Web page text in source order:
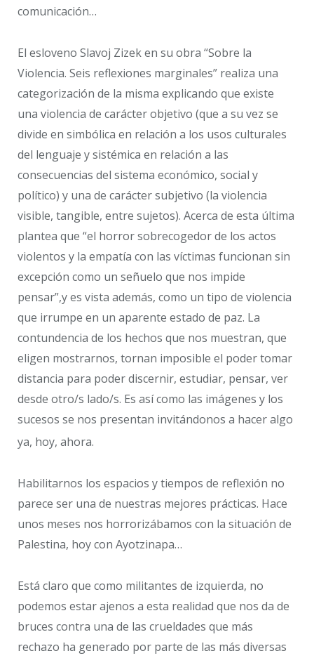
comunicación…
El esloveno Slavoj Zizek en su obra “Sobre la
Violencia. Seis reflexiones marginales” realiza una
categorización de la misma explicando que existe
una violencia de carácter objetivo (que a su vez se
divide en simbólica en relación a los usos culturales
del lenguaje y sistémica en relación a las
consecuencias del sistema económico, social y
político) y una de carácter subjetivo (la violencia
visible, tangible, entre sujetos). Acerca de esta última
plantea que “el horror sobrecogedor de los actos
violentos y la empatía con las víctimas funcionan sin
excepción como un señuelo que nos impide
pensar”,y es vista además, como un tipo de violencia
que irrumpe en un aparente estado de paz. La
contundencia de los hechos que nos muestran, que
eligen mostrarnos, tornan imposible el poder tomar
distancia para poder discernir, estudiar, pensar, ver
desde otro/s lado/s. Es así como las imágenes y los
sucesos se nos presentan invitándonos a hacer algo
ya, hoy, ahora.
Habilitarnos los espacios y tiempos de reflexión no
parece ser una de nuestras mejores prácticas. Hace
unos meses nos horrorizábamos con la situación de
Palestina, hoy con Ayotzinapa…
Está claro que como militantes de izquierda, no
podemos estar ajenos a esta realidad que nos da de
bruces contra una de las crueldades que más
rechazo ha generado por parte de las más diversas